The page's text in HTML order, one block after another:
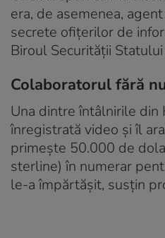
era, de asemenea,
secrete ofițerilor de
Biroul Securității
Colaboratorul fără
Una dintre întâlnirile din
înregistrată video și îl
primește 50.000 de
sterline) în numerar
le-a împărtășit, susțin